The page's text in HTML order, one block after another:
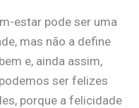
estar pode ser uma
mas não a define
e, ainda assim,
ser felizes
porque a felicidade